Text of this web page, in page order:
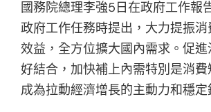
國務院總理李強5日在政府工作報
政府工作任務時提出，大力提振
效益，全方位擴大國內需求。促
好結合，加快補上內需特別是消
成為拉動經濟增長的主動力和穩定